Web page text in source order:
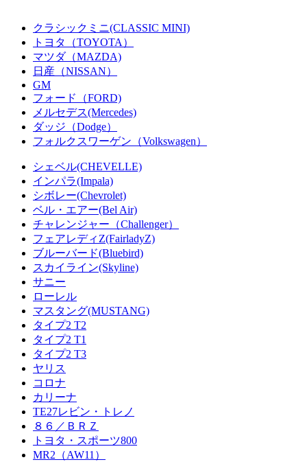
クラシックミニ(CLASSIC MINI)
トヨタ（TOYOTA）
マツダ（MAZDA)
日産（NISSAN）
GM
フォード（FORD)
メルセデス(Mercedes)
ダッジ（Dodge）
フォルクスワーゲン（Volkswagen）
シェベル(CHEVELLE)
インパラ(Impala)
シボレー(Chevrolet)
ベル・エアー(Bel Air)
チャレンジャー（Challenger）
フェアレディZ(FairladyZ)
ブルーバード(Bluebird)
スカイライン(Skyline)
サニー
ローレル
マスタング(MUSTANG)
タイプ2 T2
タイプ2 T1
タイプ2 T3
ヤリス
コロナ
カリーナ
TE27レビン・トレノ
８６／ＢＲＺ
トヨタ・スポーツ800
MR2（AW11）